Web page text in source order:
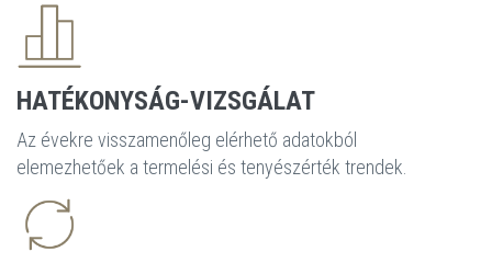
HATÉKONYSÁG-VIZSGÁLAT
Az évekre visszamenőleg elérhető adatokból
elemezhetőek a termelési és tenyészérték trendek.